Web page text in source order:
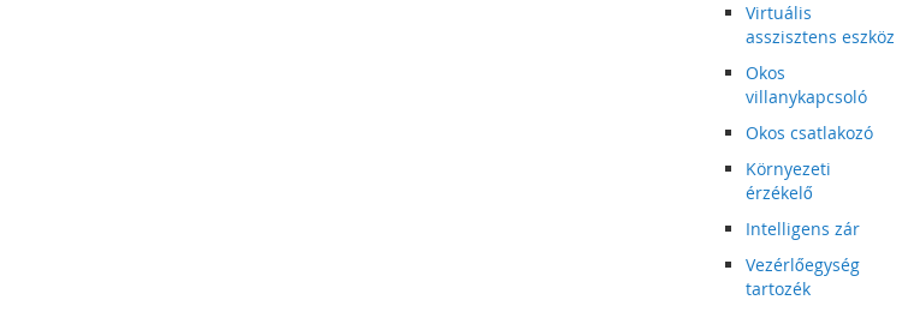
Virtuális
asszisztens eszköz
Okos
villanykapcsoló
Okos csatlakozó
Környezeti
érzékelő
Intelligens zár
Vezérlőegység
tartozék